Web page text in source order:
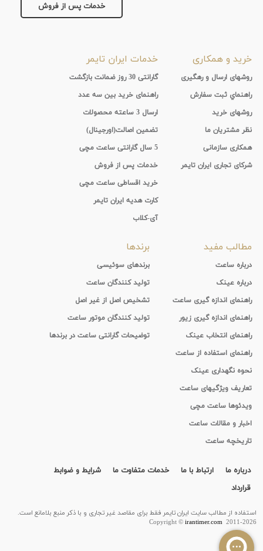
خدمات پس از فروش
خرید و همکاری
روشهای ارسال و رهگیری
راهنماي ثبت سفارش
روشهای خرید
نظر مشتریان ما
همکاری سازمانی
شرکای تجاری ایران تایمر
خدمات ایران تایمر
گارانتی 30 روز ضمانت بازگشت
راهنمای خرید بین سه عدد
ارسال 3 ساعته محصولات
تضمین اصالت(اورجینال)
5 سال گارانتی ساعت مچی
خدمات پس از فروش
خرید اقساطی ساعت مچی
کارت هدیه ایران تایمر
آی-کلاب
مطالب مفید
درباره ساعت
درباره عینک
راهنمای اندازه گیری ساعت
راهنمای اندازه گیری زیور
راهنمای انتخاب عینک
راهنمای استفاده از ساعت
نحوه نگهداری عینک
تعاریف ویژگیهای ساعت
ویدئوها ساعت مچی
اخبار و مقالات ساعت
تاریخچه ساعت
برندها
برندهای سوئیسی
تولید کنندگان ساعت
تشخیص اصل از غیر اصل
تولید کنندگان موتور ساعت
توضیحات گارانتی ساعت در برندها
درباره ما ارتباط با ما خدمات متفاوت ما
شرایط و ضوابط
قرارداد
استفاده از مطالب سايت ایران تایمر فقط برای مقاصد غیر تجاری و با ذکر منبع بلامانع است.
Copyright ©irantimer.com2011-2026